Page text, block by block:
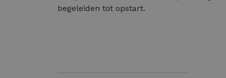
begeleiden tot opstart.